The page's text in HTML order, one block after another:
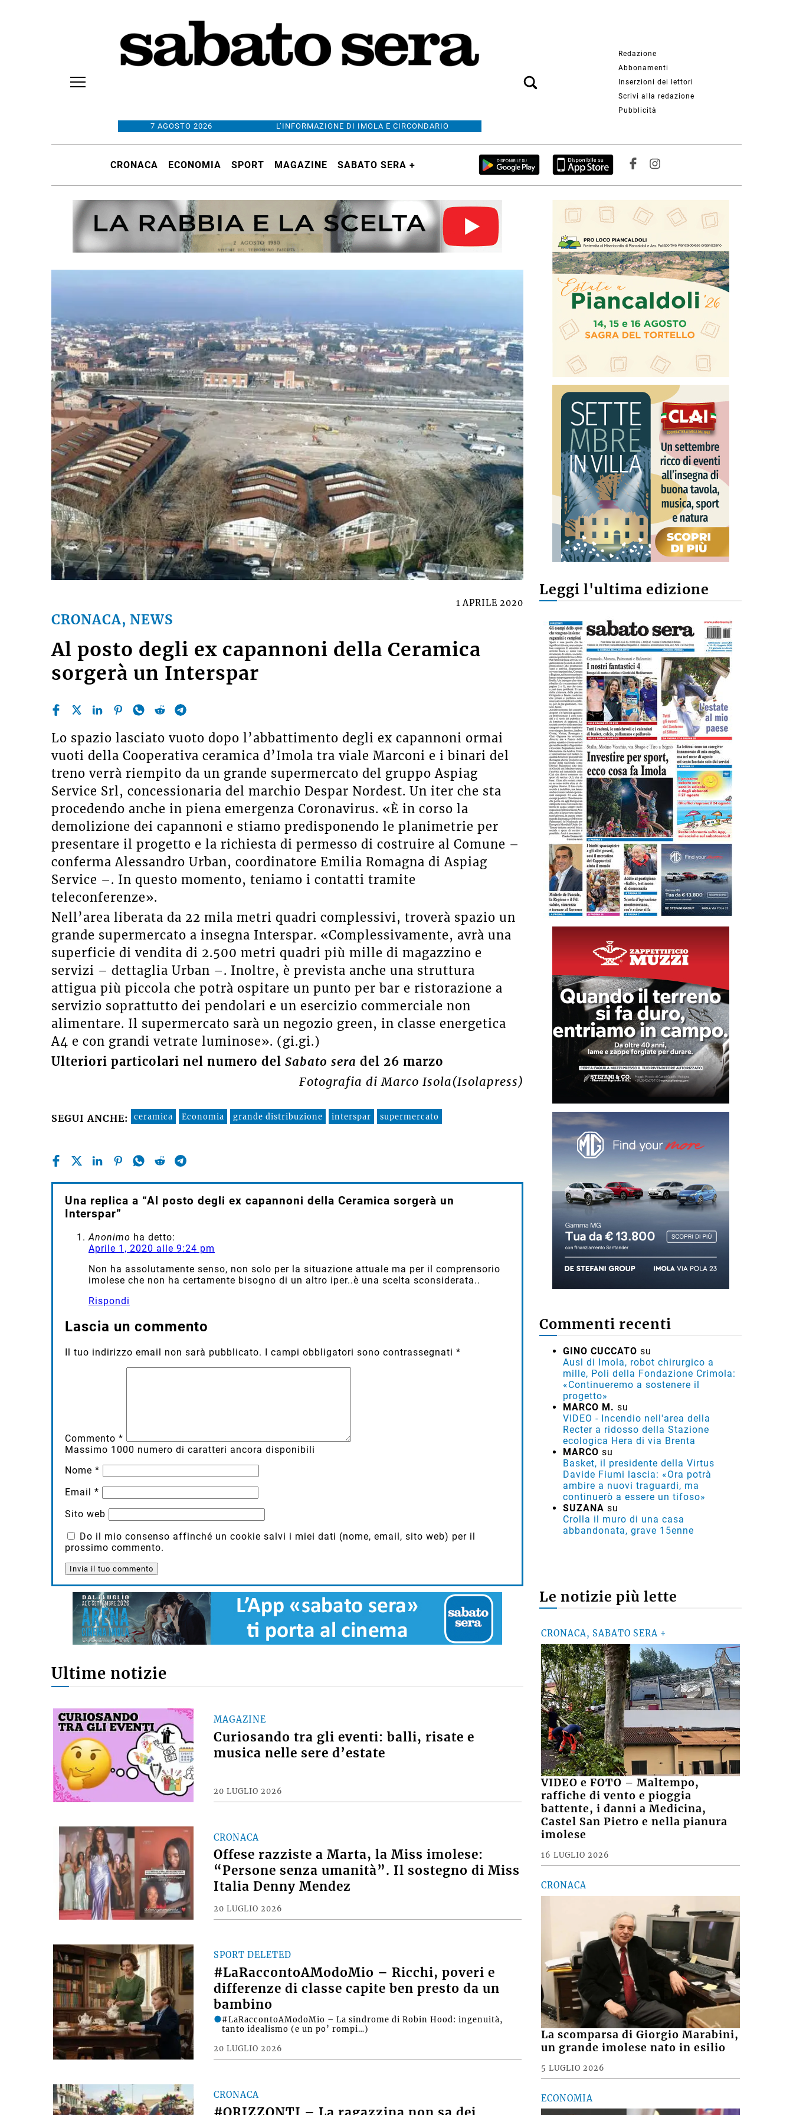
7 AGOSTO 2026 L’INFORMAZIONE DI IMOLA E CIRCONDARIO
Redazione
Abbonamenti
Inserzioni dei lettori
Scrivi alla redazione
Pubblicità
CRONACA ECONOMIA SPORT MAGAZINE SABATO SERA +
CRONACA, NEWS
1 APRILE 2020
Al posto degli ex capannoni della Ceramica
sorgerà un Interspar
Lo spazio lasciato vuoto dopo l’abbattimento degli ex capannoni ormai
vuoti della Cooperativa ceramica d’Imola tra viale Marconi e i binari del
treno verrà riempito da un grande supermercato del gruppo Aspiag
Service Srl, concessionaria del marchio Despar Nordest. Un iter che sta
procedendo anche in piena emergenza Coronavirus. «È in corso la
demolizione dei capannoni e stiamo predisponendo le planimetrie per
presentare il progetto e la richiesta di permesso di costruire al Comune –
conferma Alessandro Urban, coordinatore Emilia Romagna di Aspiag
Service –. In questo momento, teniamo i contatti tramite
teleconferenze».
Nell’area liberata da 22 mila metri quadri complessivi, troverà spazio un
grande supermercato a insegna Interspar. «Complessivamente, avrà una
superficie di vendita di 2.500 metri quadri più mille di magazzino e
servizi – dettaglia Urban –. Inoltre, è prevista anche una struttura
attigua più piccola che potrà ospitare un punto per bar e ristorazione a
servizio soprattutto dei pendolari e un esercizio commerciale non
alimentare. Il supermercato sarà un negozio green, in classe energetica
A4 e con grandi vetrate luminose». (gi.gi.)
Ulteriori particolari nel numero del Sabato sera del 26 marzo
Fotografia di Marco Isola(Isolapress)
SEGUI ANCHE: ceramica Economia grande distribuzione interspar supermercato
Una replica a “Al posto degli ex capannoni della Ceramica sorgerà un
Interspar”
Anonimo ha detto:
Aprile 1, 2020 alle 9:24 pm
Non ha assolutamente senso, non solo per la situazione attuale ma per il comprensorio
imolese che non ha certamente bisogno di un altro iper..è una scelta sconsiderata..
Rispondi
Lascia un commento
Il tuo indirizzo email non sarà pubblicato. I campi obbligatori sono contrassegnati *
Commento *
Massimo 1000 numero di caratteri ancora disponibili
Nome *
Email *
Sito web
Do il mio consenso affinché un cookie salvi i miei dati (nome, email, sito web) per il
prossimo commento.
Ultime notizie
MAGAZINE
Curiosando tra gli eventi: balli, risate e
musica nelle sere d’estate
20 LUGLIO 2026
CRONACA
Offese razziste a Marta, la Miss imolese:
“Persone senza umanità”. Il sostegno di Miss
Italia Denny Mendez
20 LUGLIO 2026
SPORT DELETED
#LaRaccontoAModoMio – Ricchi, poveri e
differenze di classe capite ben presto da un
bambino
20 LUGLIO 2026
#LaRaccontoAModoMio – La sindrome di Robin Hood: ingenuità,
tanto idealismo (e un po’ rompi…)
CRONACA
Leggi l'ultima edizione
Commenti recenti
GINO CUCCATO su
Ausl di Imola, robot chirurgico a
mille, Poli della Fondazione Crimola:
«Continueremo a sostenere il
progetto»
MARCO M. su
VIDEO - Incendio nell'area della
Recter a ridosso della Stazione
ecologica Hera di via Brenta
MARCO su
Basket, il presidente della Virtus
Davide Fiumi lascia: «Ora potrà
ambire a nuovi traguardi, ma
continuerò a essere un tifoso»
SUZANA su
Crolla il muro di una casa
abbandonata, grave 15enne
Le notizie più lette
CRONACA, SABATO SERA +
VIDEO e FOTO – Maltempo,
raffiche di vento e pioggia
battente, i danni a Medicina,
Castel San Pietro e nella pianura
imolese
16 LUGLIO 2026
CRONACA
La scomparsa di Giorgio Marabini,
un grande imolese nato in esilio
5 LUGLIO 2026
ECONOMIA